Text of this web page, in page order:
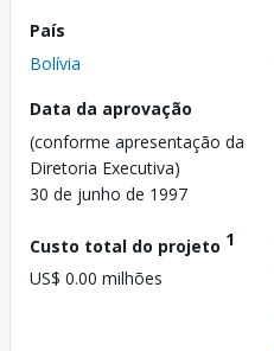
País
Bolívia
Data da aprovação
(conforme apresentação da
Diretoria Executiva)
30 de junho de 1997
Custo total do projeto 1
US$ 0.00 milhões